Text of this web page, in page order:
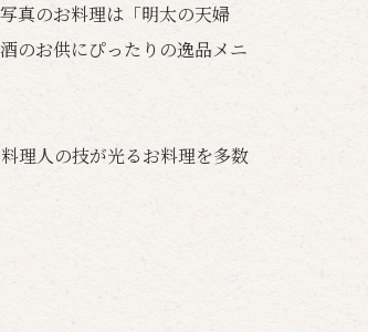
真のお料理は「明太の天婦
のお供にぴったりの逸品メニ
理人の技が光るお料理を多数